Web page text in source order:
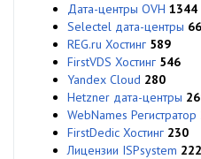
Дата-центры OVH 1344
Selectel дата-центры
REG.ru Хостинг 589
FirstVDS Хостинг 546
Yandex Cloud 280
Hetzner дата-центры
WebNames Регистратор
FirstDedic Хостинг 230
Лицензии ISPsystem 222